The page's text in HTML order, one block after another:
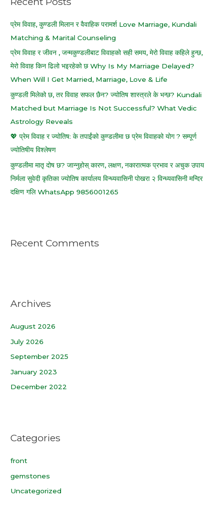
o
r
:
प्रेम विवाह, कुण्डली मिलान र वैवाहिक परामर्श Love Marriage, Kundali
Matching & Marital Counseling
प्रेम विवाह र जीवन , जन्मकुण्डलीबाट विवाहको सही समय, मेरो विवाह कहिले हुन्छ,
मेरो विवाह किन ढिलो भइरहेको छ Why Is My Marriage Delayed?
When Will I Get Married, Marriage, Love & Life
कुण्डली मिलेको छ, तर विवाह सफल छैन? ज्योतिष शास्त्रले के भन्छ? Kundali
Matched but Marriage Is Not Successful? What Vedic
Astrology Reveals
💖 प्रेम विवाह र ज्योतिष: के तपाईंको कुण्डलीमा छ प्रेम विवाहको योग ? सम्पूर्ण
ज्योतिषीय विश्लेषण
कुण्डलीमा मातृ दोष छ? जान्नुहोस् कारण, लक्षण, नकारात्मक प्रभाव र अचुक उपाय
निर्मला सुवेदी कृतिका ज्योतिष कार्यालय विन्ध्यवासिनी पोखरा २ विन्ध्यवासिनी मन्दिर
दक्षिण गलि WhatsApp 9856001265
Recent Comments
Archives
August 2026
July 2026
September 2025
January 2023
December 2022
Categories
front
gemstones
Uncategorized